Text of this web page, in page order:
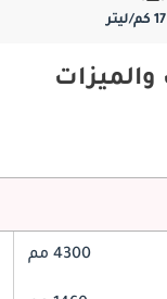
17 كم/ليتر
4300 مم